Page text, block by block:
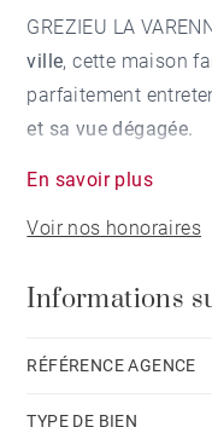
GREZIEU LA
ville, cette maison
parfaitement
et sa vue dégagée.
Au rez-de-jardin,
plus de 35 m², une
de bains. Trois
En savoir plus
Voir nos honoraires
Informations
RÉFÉRENCE AGENCE
TYPE DE BIEN